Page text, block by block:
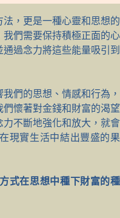
，更是一種心靈和思想的
們需要保持積極正面的心
過念力將這些能量吸引到
們的思想、情感和行為，
懷著對金錢和財富的渴望
不斷地強化和放大，就會
現實生活中結出豐盛的果
式在思想中種下財富的種